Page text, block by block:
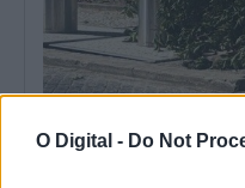
O Digital - Do Not